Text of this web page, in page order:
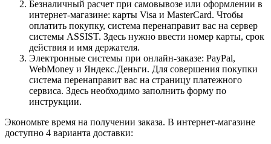
Безналичный расчет при самовывозе или оформлении в
интернет-магазине: карты Visa и MasterCard. Чтобы
оплатить покупку, система перенаправит вас на сервер
системы ASSIST. Здесь нужно ввести номер карты, срок
действия и имя держателя.
Электронные системы при онлайн-заказе: PayPal,
WebMoney и Яндекс.Деньги. Для совершения покупки
система перенаправит вас на страницу платежного
сервиса. Здесь необходимо заполнить форму по
инструкции.
Экономьте время на получении заказа. В интернет-магазине
доступно 4 варианта доставки: